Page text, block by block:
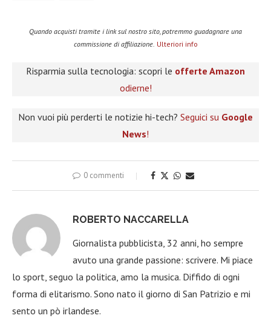
Quando acquisti tramite i link sul nostro sito, potremmo guadagnare una
commissione di affiliazione. Ulteriori info
Risparmia sulla tecnologia: scopri le offerte Amazon
odierne!
Non vuoi più perderti le notizie hi-tech? Seguici su Google
News!
0 commenti
ROBERTO NACCARELLA
Giornalista pubblicista, 32 anni, ho sempre
avuto una grande passione: scrivere. Mi piace
lo sport, seguo la politica, amo la musica. Diffido di ogni
forma di elitarismo. Sono nato il giorno di San Patrizio e mi
sento un pò irlandese.